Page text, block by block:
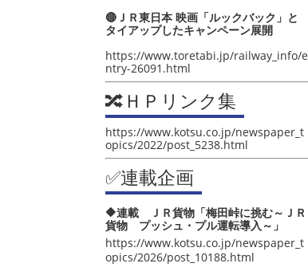
🔴ＪＲ東日本 映画「ルックバック」と
タイアップしたキャンペーン展開
https://www.toretabi.jp/railway_info/e
ntry-26091.html
🔀ＨＰリンク集
https://www.kotsu.co.jp/newspaper_t
opics/2022/post_5238.html
✅連載企画
🔶連載 ＪＲ貨物「梅田峠に挑む～ＪＲ
貨物 プッシュ・プル運転導入～」
https://www.kotsu.co.jp/newspaper_t
opics/2026/post_10188.html